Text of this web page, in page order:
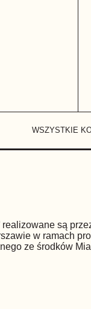
WSZYSTKIE
realizowane są
w ramach
ze środków